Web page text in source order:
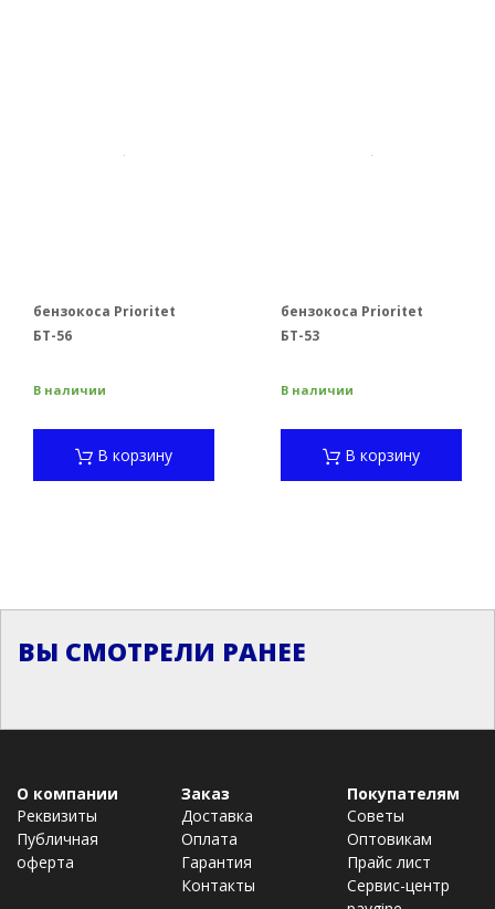
бензокоса Prioritet
БТ-56
В наличии
В корзину
бензокоса Prioritet
БТ-53
В наличии
В корзину
ВЫ СМОТРЕЛИ РАНЕЕ
О компании
Реквизиты
Публичная
оферта
Заказ
Доставка
Оплата
Гарантия
Контакты
Покупателям
Советы
Оптовикам
Прайс лист
Сервис-центр